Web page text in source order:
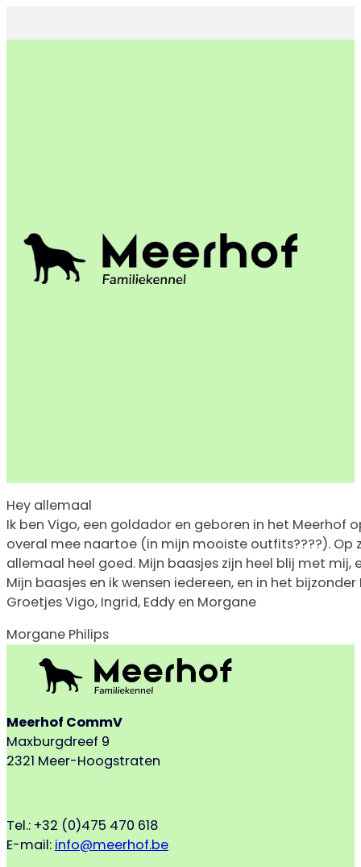
Hey allemaal
Ik ben Vigo, een goldador en geboren in het Meerhof
overal mee naartoe (in mijn mooiste outfits????). Op
allemaal heel goed. Mijn baasjes zijn heel blij met
Mijn baasjes en ik wensen iedereen, en in het
Groetjes Vigo, Ingrid, Eddy en Morgane
Morgane Philips
Meerhof CommV
Maxburgdreef 9
2321 Meer-Hoogstraten
Tel.: +32 (0)475 470 618
E-mail: info@meerhof.be